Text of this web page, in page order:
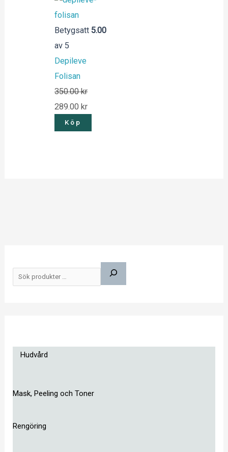
ö
k
Hudvård
Mask, Peeling och Toner
Rengöring
Betygsatt5.00
av 5
Depileve
Folisan
350.00kr
289.00 kr
Köp